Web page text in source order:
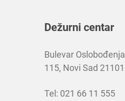
Dežurni centar
Bulevar Oslobođenja
115, Novi Sad 21101
Tel: 021 66 11 555